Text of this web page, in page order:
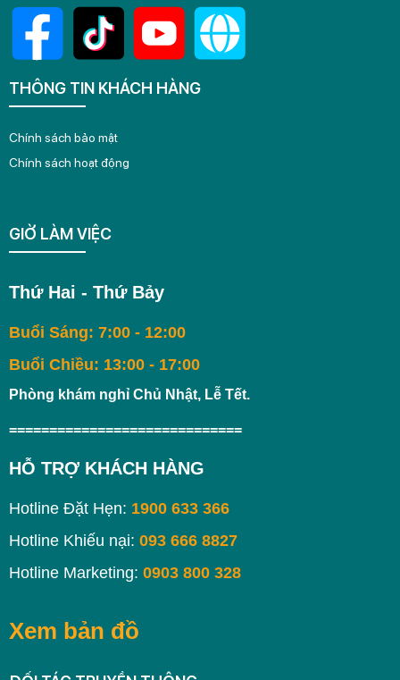
THÔNG TIN KHÁCH HÀNG
Chính sách bảo mật
Chính sách hoạt động
GIỜ LÀM VIỆC
Thứ Hai - Thứ Bảy
Buổi Sáng: 7:00 - 12:00
Buổi Chiều: 13:00 - 17:00
Phòng khám nghỉ Chủ Nhật, Lễ Tết.
=============================
HỖ TRỢ KHÁCH HÀNG
Hotline Đặt Hẹn: 1900 633 366
Hotline Khiếu nại: 093 666 8827
Hotline Marketing: 0903 800 328
Xem bản đồ